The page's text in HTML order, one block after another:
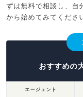
ずは無料で相談し、自
から始めてみてくださ
おすすめの
エージェント